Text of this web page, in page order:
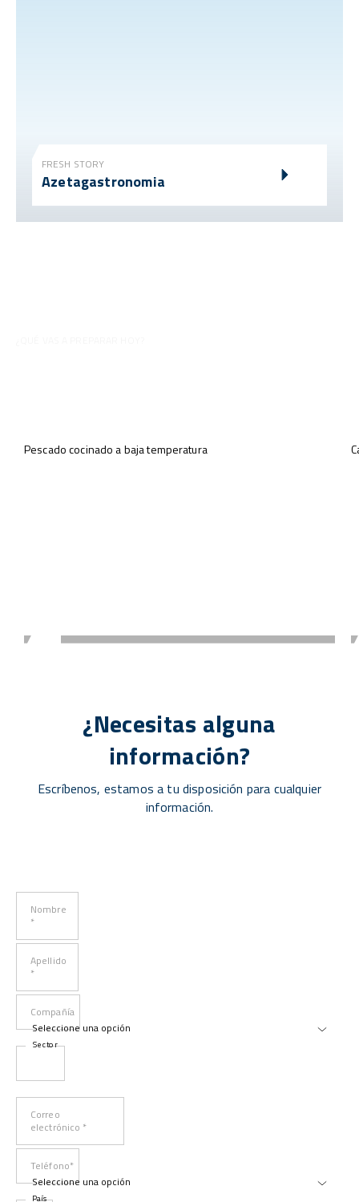
FRESH STORY
Azetagastronomia
Pescado cocinado a baja temperatura
¿Necesitas alguna
información?
Escríbenos, estamos a tu disposición para cualquier
información.
Nombre
*
Apellido
*
Compañía
Sector
Correo
electrónico *
Teléfono*
País